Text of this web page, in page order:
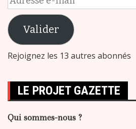
e-
mail
Valider
Rejoignez les 13 autres abonnés
LE PROJET GAZETTE
Qui sommes-nous ?